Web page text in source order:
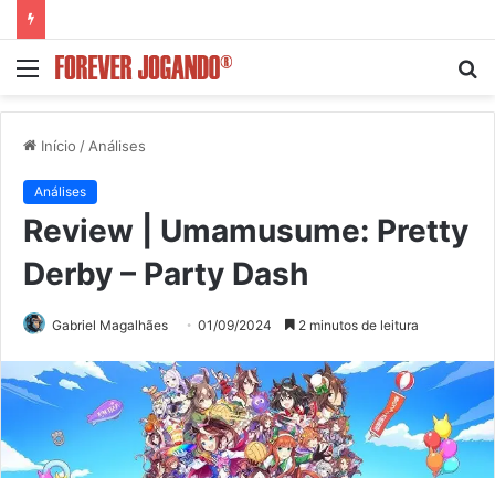
Menu
Início / Análises
Análises
Review | Umamusume: Pretty
Derby – Party Dash
Gabriel Magalhães 01/09/2024 2 minutos de leitura